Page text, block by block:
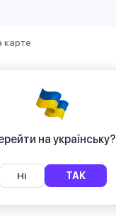
на українську?
Ні ТАК
карте
Русский
робота